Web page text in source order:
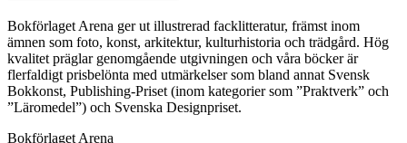
Bokförlaget Arena ger ut illustrerad facklitteratur, främst inom
ämnen som foto, konst, arkitektur, kulturhistoria och trädgård. Hög
kvalitet präglar genomgående utgivningen och våra böcker är
flerfaldigt prisbelönta med utmärkelser som bland annat Svensk
Bokkonst, Publishing-Priset (inom kategorier som ”Praktverk” och
”Läromedel”) och Svenska Designpriset.
Bokförlaget Arena